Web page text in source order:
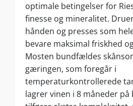
optimale betingelser for
finesse og mineralitet.
hånden og presses som
bevare maksimal friskhed
Mosten bundfældes
gæringen, som foregår i
temperaturkontrollerede
lagrer vinen i 8 måneder